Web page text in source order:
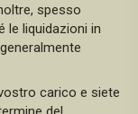
spesso
le liquidazioni in
carico e siete